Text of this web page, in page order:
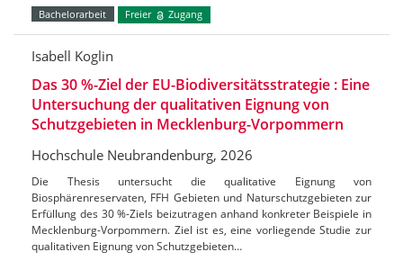
Bachelorarbeit Freier Zugang
Isabell Koglin
Das 30 %-Ziel der EU-Biodiversitätsstrategie : Eine
Untersuchung der qualitativen Eignung von
Schutzgebieten in Mecklenburg-Vorpommern
Hochschule Neubrandenburg, 2026
Die Thesis untersucht die qualitative Eignung von
Biosphärenreservaten, FFH Gebieten und Naturschutzgebieten zur
Erfüllung des 30 %-Ziels beizutragen anhand konkreter Beispiele in
Mecklenburg-Vorpommern. Ziel ist es, eine vorliegende Studie zur
qualitativen Eignung von Schutzgebieten…